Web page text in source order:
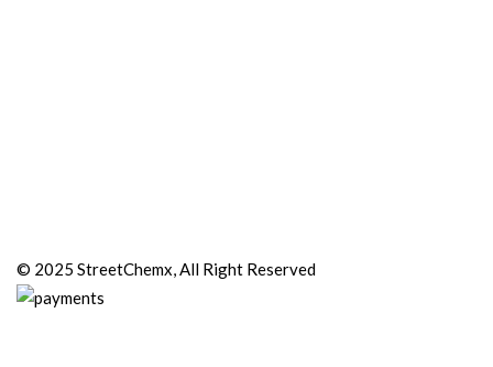
© 2025 StreetChemx, All Right Reserved